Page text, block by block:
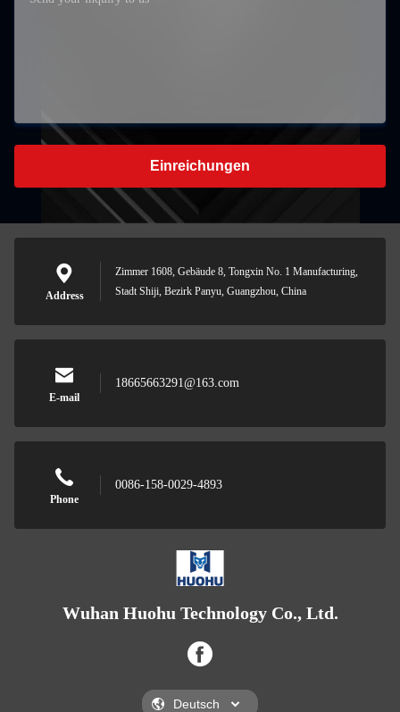
Einreichungen
Address
Zimmer 1608, Gebäude 8, Tongxin No. 1 Manufacturing,
Stadt Shiji, Bezirk Panyu, Guangzhou, China
E-mail
18665663291@163.com
Phone
0086-158-0029-4893
Wuhan Huohu Technology Co., Ltd.